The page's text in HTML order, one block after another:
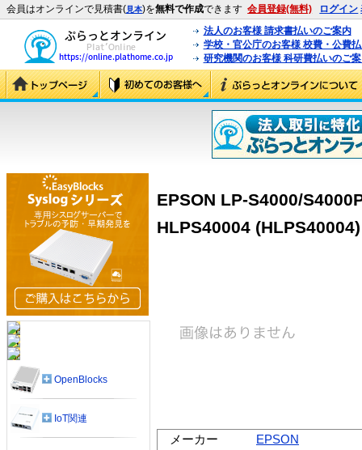
会員はオンラインで見積書(見本)を無料で作成できます 会員登録(無料) ログイン
法人のお客様 請求書払いのご案内
学校・官公庁のお客様 校費・公費
研究機関のお客様 科研費払いのご
EPSON LP-S4000/
HLPS40004 (HLPS40004)
メーカー
EPSON
OpenBlocks
IoT関連